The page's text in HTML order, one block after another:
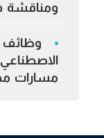
ومناقشة
وظائف
مسارات